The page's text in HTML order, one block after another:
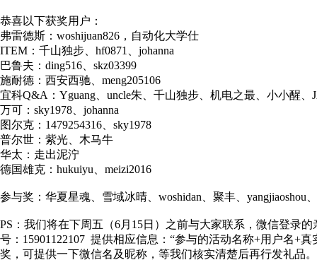
恭喜以下获奖用户：
弗雷德斯：woshijuan826，自动化大学仕
ITEM：千山独步、hf0871、johanna
巴鲁夫：ding516、skz03399
施耐德：西安西驰、meng205106
宜科Q&A：Yguang、uncle朱、千山独步、机电之最、小小醒、
万可：sky1978、johanna
图尔克：1479254316、sky1978
普尔世：紫光、木马牛
华太：走出泥泞
德国雄克：hukuiyu、meizi2016
参与奖：华夏星魂、雪域冰晴、woshidan、聚丰、
PS：我们将在下周五（6月15日）之前与大家联系，微信登录
号：15901122107 提供相应信息：“参与的活动名称+用户名+
奖，可提供一下微信名及昵称，等我们核实清楚后再行发礼品。